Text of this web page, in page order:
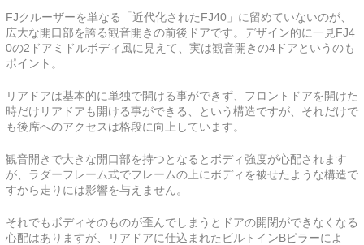
FJクルーザーを単なる「近代化されたFJ40」に留めていないのが、
広大な開口部を誇る観音開きの前後ドアです。デザイン的に一見FJ4
0の2ドアミドルボディ風に見えて、実は観音開きの4ドアというのも
ポイント。
リアドアは基本的に単独で開ける事ができず、フロントドアを開けた
時だけリアドアも開ける事ができる、という構造ですが、それだけで
も後席へのアクセスは格段に向上しています。
観音開きで大きな開口部を持つとなるとボディ強度が心配されます
が、ラダーフレーム式でフレームの上にボディを被せたような構造で
すから走りには影響を与えません。
それでもボディそのものが歪んでしまうとドアの開閉ができなくなる
心配はありますが、リアドアに仕込まれたビルトインBピラーによ